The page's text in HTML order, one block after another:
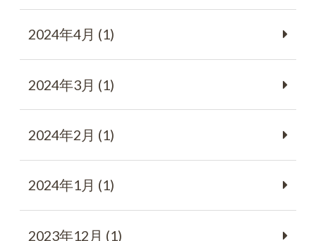
2024年4月 (1)
2024年3月 (1)
2024年2月 (1)
2024年1月 (1)
2023年12月 (1)